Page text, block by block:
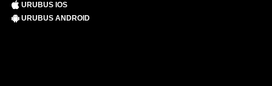
URUBUS IOS
URUBUS ANDROID